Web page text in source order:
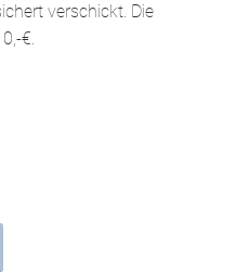
verschickt. Die
€.